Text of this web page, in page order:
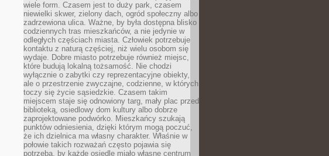
wiele form. Czasem jest to duży park, czasem
niewielki skwer, zielony dach, ogród społeczny albo
zadrzewiona ulica. Ważne, by była dostępna blisko
codziennych tras mieszkańców, a nie jedynie w
odległych częściach miasta. Człowiek potrzebuje
kontaktu z naturą częściej, niż wielu osobom się
wydaje. Dobre miasto potrzebuje również miejsc,
które budują lokalną tożsamość. Nie chodzi
wyłącznie o zabytki czy reprezentacyjne obiekty,
ale o przestrzenie zwyczajne, codzienne, w których
toczy się życie sąsiedzkie. Czasem takim
miejscem staje się odnowiony targ, mały plac przed
biblioteką, osiedlowy dom kultury albo dobrze
zaprojektowane podwórko. Mieszkańcy szukają
punktów odniesienia, dzięki którym mogą poczuć,
że ich dzielnica ma własny charakter. Właśnie w
połowie takich rozważań często pojawia się
potrzeba, by każde osiedle miało własne centrum